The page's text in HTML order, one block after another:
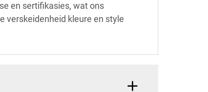
en sertifikasies, wat ons
verskeidenheid kleure en style